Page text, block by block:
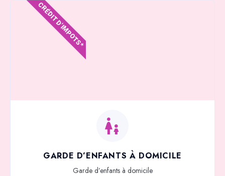
GARDE D’ENFANTS À DOMICILE
Garde d’enfants à domicile
CRÉDIT D'IMPOTS*